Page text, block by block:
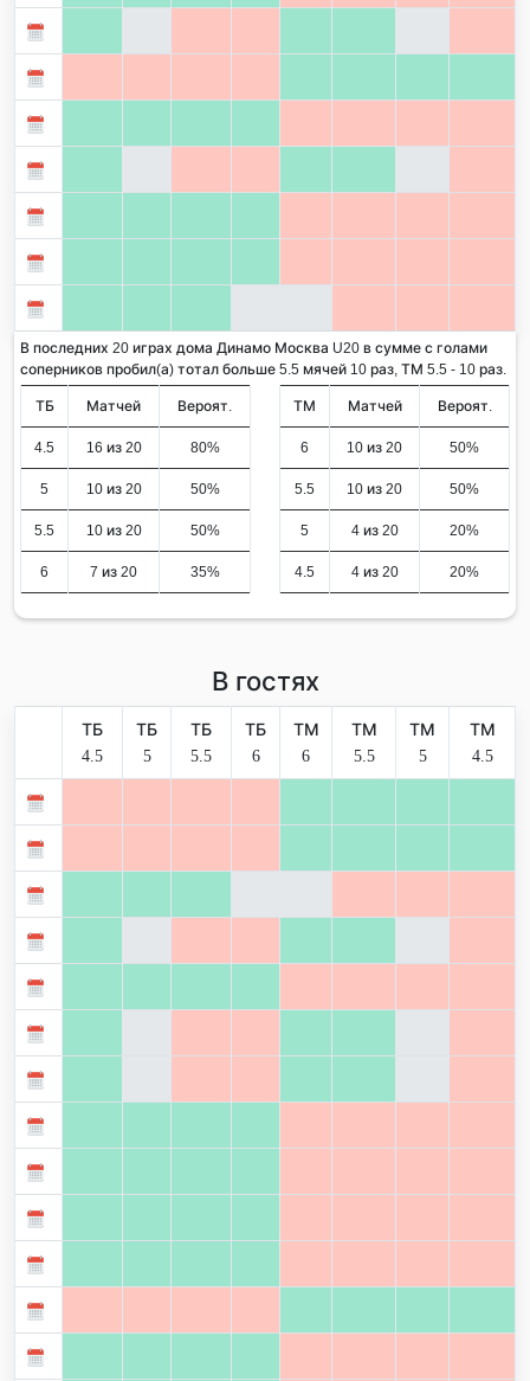
В последних 20 играх дома Динамо Москва U20 в сумме с голами
соперников пробил(а) тотал больше 5.5 мячей 10 раз, ТМ 5.5 - 10 раз.
ТБ Матчей Вероят.
4.5 16 из 20 80%
5 10 из 20 50%
5.5 10 из 20 50%
6 7 из 20 35%
ТМ Матчей Вероят.
6 10 из 20 50%
5.5 10 из 20 50%
5 4 из 20 20%
4.5 4 из 20 20%
В гостях
ТБ
4.5
ТБ
5
ТБ
5.5
ТБ
6
ТМ
6
ТМ
5.5
ТМ
5
ТМ
4.5